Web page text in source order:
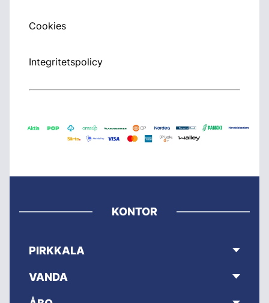
Cookies
Integritetspolicy
KONTOR
PIRKKALA
VANDA